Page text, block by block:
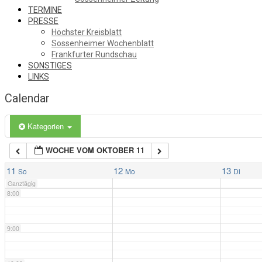
TERMINE
PRESSE
Höchster Kreisblatt
Sossenheimer Wochenblatt
Frankfurter Rundschau
SONSTIGES
LINKS
Calendar
Kategorien
WOCHE VOM OKTOBER 11
11 So 12 Mo 13 Di
Ganztägig
3:00
6:00
7:00
8:00
9:00